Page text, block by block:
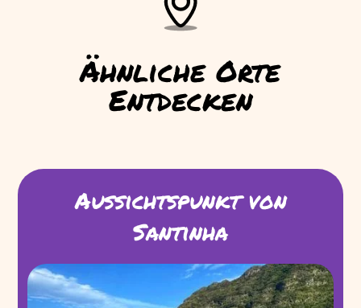
Ähnliche Orte
Entdecken
Aussichtspunkt von
Santinha